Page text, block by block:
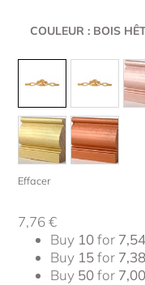
COULEUR : BOIS
Effacer
7,76€
Buy 10for
Buy 15for
Buy 50for